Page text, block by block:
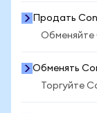
Продать Con
Обменяйте
Обменять
Торгуйте